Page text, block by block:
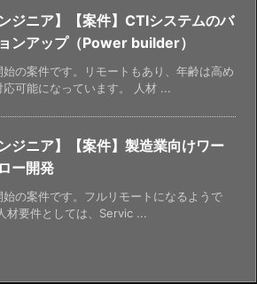
ンジニア】【案件】CTIシステムのバ
ンアップ（Power builder）
始の案件です。リモートもあり、年齢は高め
応可能になっています。 人材 ...
ンジニア】【案件】製造業向けワー
ー開発
始の案件です。フルリモートになるようで
材要件としては、Servic ...